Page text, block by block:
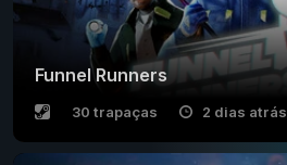
Funnel Runners
30 trapaças 2 dias atrás